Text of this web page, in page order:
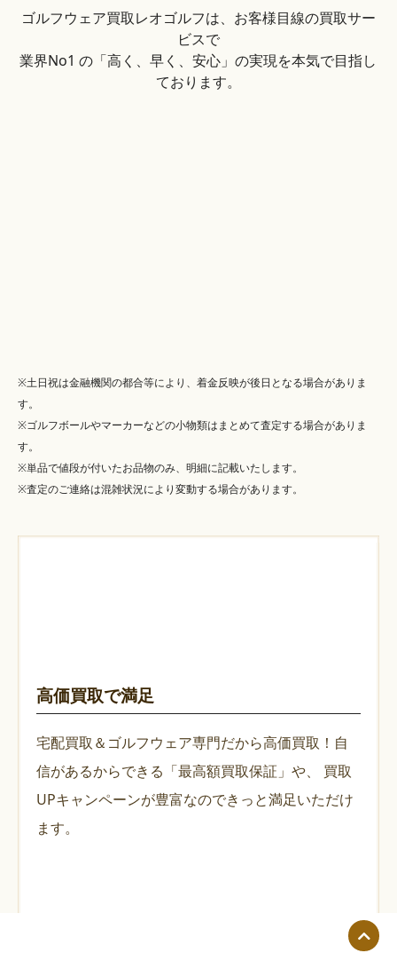
ゴルフウェア買取レオゴルフは、お客様目線の買取サー
ビスで
業界No1 の「高く、早く、安心」の実現を本気で目指し
ております。
※土日祝は金融機関の都合等により、着金反映が後日となる場合がありま
す。
※ゴルフボールやマーカーなどの小物類はまとめて査定する場合がありま
す。
※単品で値段が付いたお品物のみ、明細に記載いたします。
※査定のご連絡は混雑状況により変動する場合があります。
高価買取で満足
宅配買取＆ゴルフウェア専門だから高価買取！自
信があるからできる「最高額買取保証」や、
買取
UPキャンペーンが豊富なのできっと満足いただけ
ます。